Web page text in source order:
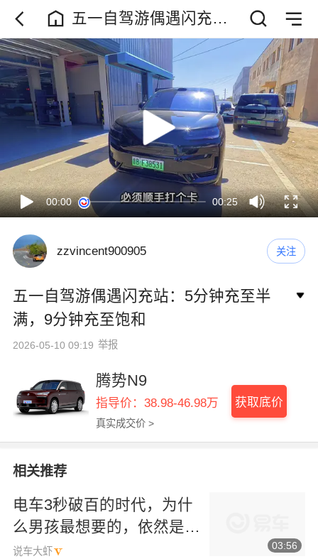
五一自驾游偶遇闪充
站：5分钟充至半满，9
分钟充至饱和
00:00 00:25
zzvincent900905 关注
五一自驾游偶遇闪充站：5分钟充至半
满，9分钟充至饱和
2026-05-10 09:19 举报
腾势N9
指导价：38.98-46.98万
真实成交价 >
获取底价
相关推荐
电车3秒破百的时代，为什
么男孩最想要的，依然是那
台AE86？
说车大虾
03:56